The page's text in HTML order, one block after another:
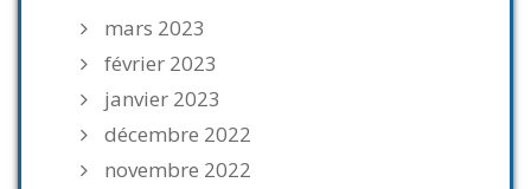
mars 2023
février 2023
janvier 2023
décembre 2022
novembre 2022